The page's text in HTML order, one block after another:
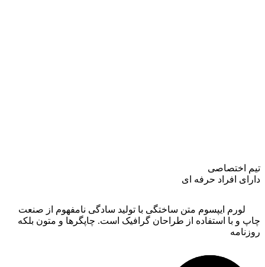
تیم اختصاصی
دارای افراد حرفه ای
لورم ایپسوم متن ساختگی با تولید سادگی نامفهوم از صنعت
چاپ و با استفاده از طراحان گرافیک است. چاپگرها و متون بلکه
روزنامه